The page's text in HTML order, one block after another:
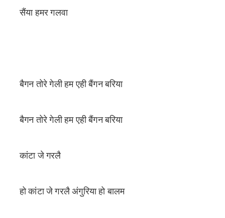
सैंया हमर गलवा
बैगन तोरे गेली हम एही बैंगन बरिया
बैगन तोरे गेली हम एही बैंगन बरिया
कांटा जे गरलै
हो कांटा जे गरलै अंगुरिया हो बालम